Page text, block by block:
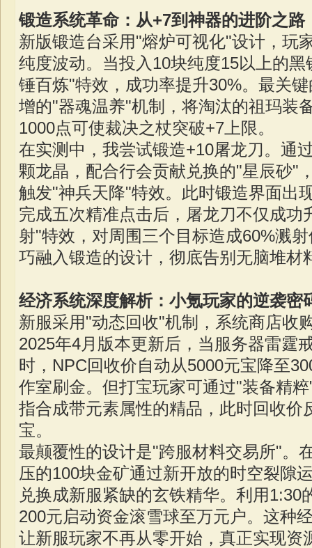
锻造系统革命：从+7到神器的进阶之路
新版锻造台采用"熔炉可视化"设计，玩
纯度波动。当投入10块纯度15以上的
锤百炼"特效，成功率提升30%。最关
增的"器魂温养"机制，将淘汰的祖玛装
1000点可使裁决之杖突破+7上限。
在实测中，我尝试锻造+10屠龙刀。通
颗龙晶，配合行会贡献兑换的"星辰砂"
触发"神兵天降"特效。此时锻造界面出
完成五次精准点击后，屠龙刀不仅成功
射"特效，对周围三个目标造成60%溅
巧融入锻造的设计，彻底告别无脑堆材
经济系统深度解析：小氪玩家的逆袭密
新服采用"动态回收"机制，系统商店收
2025年4月版本更新后，当服务器雷霆
时，NPC回收价自动从5000元宝降至
作室刷金。但打宝玩家可通过"装备精
指合成带元素属性的精品，此时回收价
宝。
最颠覆性的设计是"跨服材料交易所"。
压的100块金矿通过新开放的时空裂隙
兑换成新服紧缺的玄铁精华。利用1:30
200元启动资金滚雪球至万元户。这种
让新服玩家不再从零开始，真正实现资